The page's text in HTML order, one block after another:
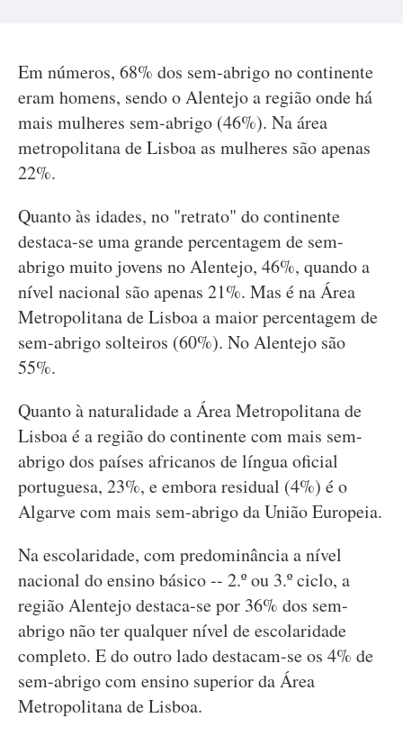
Em números, 68% dos sem-abrigo no continente
eram homens, sendo o Alentejo a região onde há
mais mulheres sem-abrigo (46%). Na área
metropolitana de Lisboa as mulheres são apenas
22%.
Quanto às idades, no "retrato" do continente
destaca-se uma grande percentagem de sem-
abrigo muito jovens no Alentejo, 46%, quando a
nível nacional são apenas 21%. Mas é na Área
Metropolitana de Lisboa a maior percentagem de
sem-abrigo solteiros (60%). No Alentejo são
55%.
Quanto à naturalidade a Área Metropolitana de
Lisboa é a região do continente com mais sem-
abrigo dos países africanos de língua oficial
portuguesa, 23%, e embora residual (4%) é o
Algarve com mais sem-abrigo da União Europeia.
Na escolaridade, com predominância a nível
nacional do ensino básico -- 2.º ou 3.º ciclo, a
região Alentejo destaca-se por 36% dos sem-
abrigo não ter qualquer nível de escolaridade
completo. E do outro lado destacam-se os 4% de
sem-abrigo com ensino superior da Área
Metropolitana de Lisboa.